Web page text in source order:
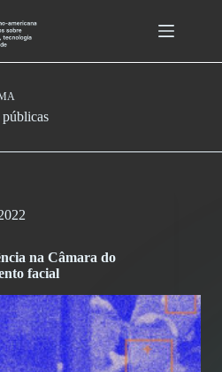
na Câmara do
facial